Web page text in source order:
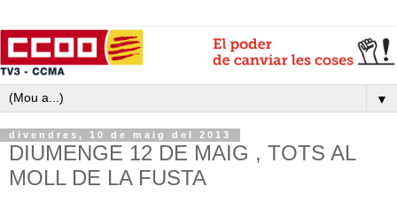
▼
divendres, 10 de maig del 2013
DIUMENGE 12 DE MAIG , TOTS AL
MOLL DE LA FUSTA